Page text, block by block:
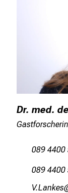
Dr. med.
089 4400
089 4400
ÖsVguoic